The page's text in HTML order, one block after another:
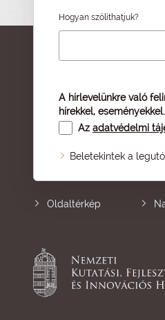
Hogyan szólíthatjuk?
A hírlevelünkre való
hírekkel,
Az adatvédelmi
Beletekintek a
Oldaltérkép